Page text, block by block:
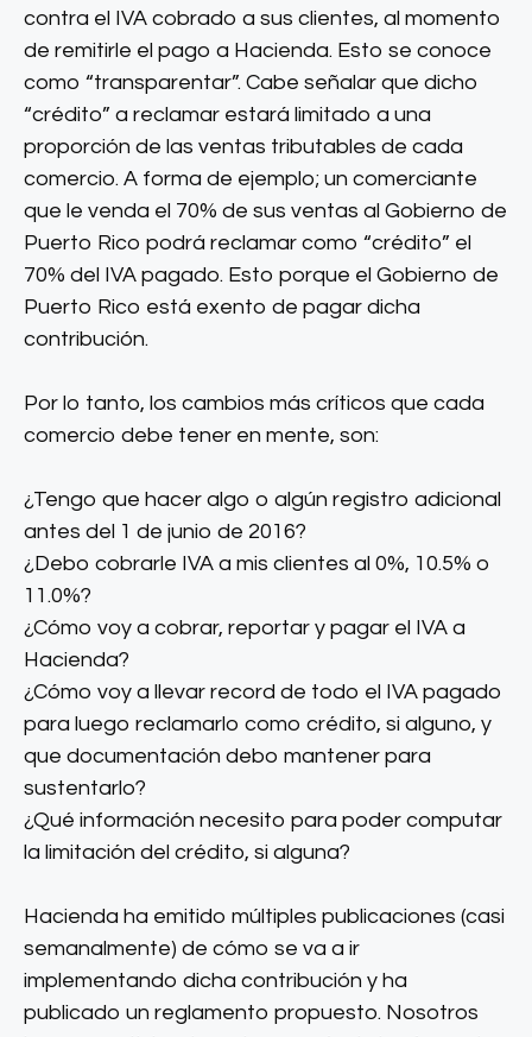
contra el IVA cobrado a sus clientes, al momento
de remitirle el pago a Hacienda. Esto se conoce
como “transparentar”. Cabe señalar que dicho
“crédito” a reclamar estará limitado a una
proporción de las ventas tributables de cada
comercio. A forma de ejemplo; un comerciante
que le venda el 70% de sus ventas al Gobierno de
Puerto Rico podrá reclamar como “crédito” el
70% del IVA pagado. Esto porque el Gobierno de
Puerto Rico está exento de pagar dicha
contribución.
Por lo tanto, los cambios más críticos que cada
comercio debe tener en mente, son:
¿Tengo que hacer algo o algún registro adicional
antes del 1 de junio de 2016?
¿Debo cobrarle IVA a mis clientes al 0%, 10.5% o
11.0%?
¿Cómo voy a cobrar, reportar y pagar el IVA a
Hacienda?
¿Cómo voy a llevar record de todo el IVA pagado
para luego reclamarlo como crédito, si alguno, y
que documentación debo mantener para
sustentarlo?
¿Qué información necesito para poder computar
la limitación del crédito, si alguna?
Hacienda ha emitido múltiples publicaciones (casi
semanalmente) de cómo se va a ir
implementando dicha contribución y ha
publicado un reglamento propuesto. Nosotros